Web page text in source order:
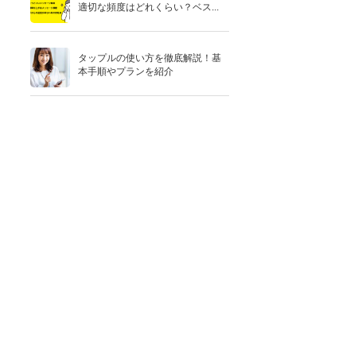
適切な頻度はどれくらい？ベス...
タップルの使い方を徹底解説！基
本手順やプランを紹介